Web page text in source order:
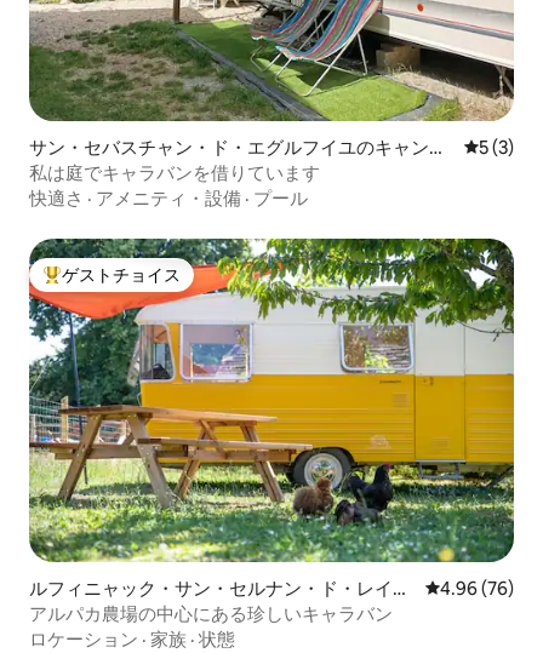
サン・セバスチャン・ド・エグルフイユのキャンピ
ングカー・RV
レビュー
5 (3)
私は庭でキャラバンを借りています
快適さ · アメニティ・設備 · プール
大好評のゲストチョイスです。
ゲストチョイス
ルフィニャック・サン・セルナン・ド・レイラ
ックのキャンピングカー・RV
レビュー76
4.96 (76)
アルパカ農場の中心にある珍しいキャラバン
ロケーション · 家族 · 状態